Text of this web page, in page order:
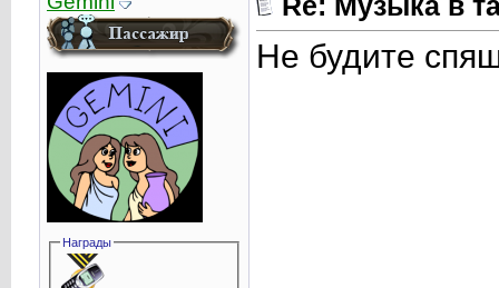
Награды
Не будите